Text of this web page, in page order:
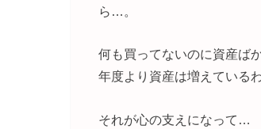
ら…。
何も買ってないのに資産ば
年度より資産は増えている
それが心の支えになって…